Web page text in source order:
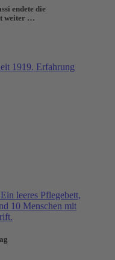
endete die
weiter …